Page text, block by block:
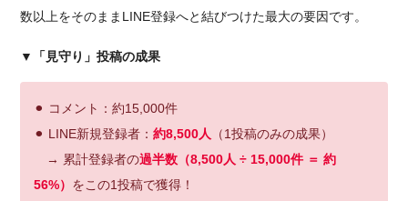
数以上をそのままLINE登録へと結びつけた最大の要因です。
▼「見守り」投稿の成果
⚫︎ コメント：約15,000件
⚫︎ LINE新規登録者：約8,500人
（1投稿のみの成果）
→ 累計登録者の過半数（8,500人 ÷ 15,000件 ＝ 約
56%） をこの1投稿で獲得！